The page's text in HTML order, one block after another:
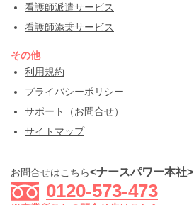
看護師派遣サービス
看護師添乗サービス
その他
利用規約
プライバシーポリシー
サポート（お問合せ）
サイトマップ
お問合せはこちら<ナースパワー本社>
0120-573-473